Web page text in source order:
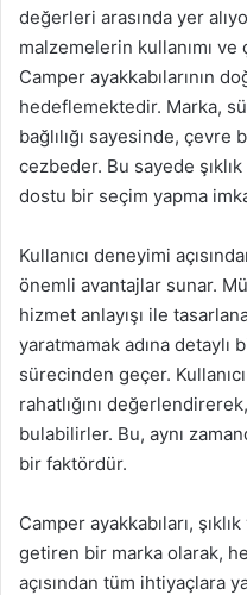
değerleri arasında yer
malzemelerin kullanımı
Camper ayakkabılarının
hedeflemektedir. Marka,
bağlılığı sayesinde,
cezbeder. Bu sayede
dostu bir seçim yapma
Kullanıcı deneyimi
önemli avantajlar sunar.
hizmet anlayışı ile
yaratmamak adına
sürecinden geçer.
rahatlığını
bulabilirler. Bu, aynı
bir faktördür.
Camper ayakkabıları,
getiren bir marka olarak,
açısından tüm ihtiyaçlara